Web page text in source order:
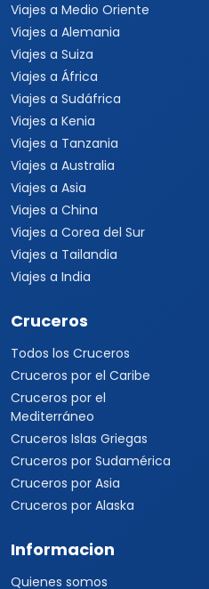
Viajes a Medio Oriente
Viajes a Alemania
Viajes a Suiza
Viajes a África
Viajes a Sudáfrica
Viajes a Kenia
Viajes a Tanzania
Viajes a Australia
Viajes a Asia
Viajes a China
Viajes a Corea del Sur
Viajes a Tailandia
Viajes a India
Cruceros
Todos los Cruceros
Cruceros por el Caribe
Cruceros por el
Mediterráneo
Cruceros Islas Griegas
Cruceros por Sudamérica
Cruceros por Asia
Cruceros por Alaska
Informacion
Quienes somos